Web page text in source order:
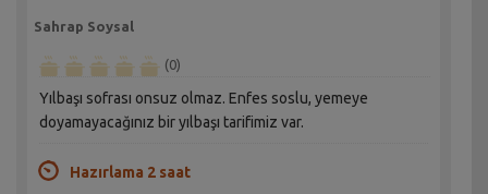
Sahrap Soysal
(0)
Yılbaşı sofrası onsuz olmaz. Enfes soslu, yemeye
doyamayacağınız bir yılbaşı tarifimiz var.
Hazırlama 2 saat